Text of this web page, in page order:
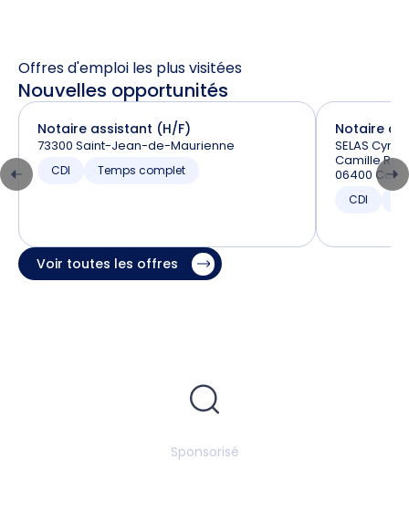
Offres d'emploi les plus visitées
Nouvelles opportunités
Notaire assistant (H/F)
73300 Saint-Jean-de-Maurienne
CDI Temps complet
Notaire
SELAS Cyril
Camille
06400
CDI
Voir toutes les offres
Sponsorisé